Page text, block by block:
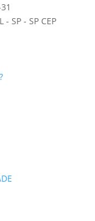
SP - SP CEP